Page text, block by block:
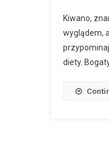
Kiwano,
wyglądem,
diety.